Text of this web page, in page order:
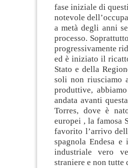
fase iniziale di
notevole
a metà degli anni
processo.
progressivamente
ed è iniziato il
Stato e della
soli non riusciamo
produttive,
andata avanti
Torres, dove è
europei , la famosa
favorito l’arrivo
spagnola Endesa
industriale vero
straniere e non